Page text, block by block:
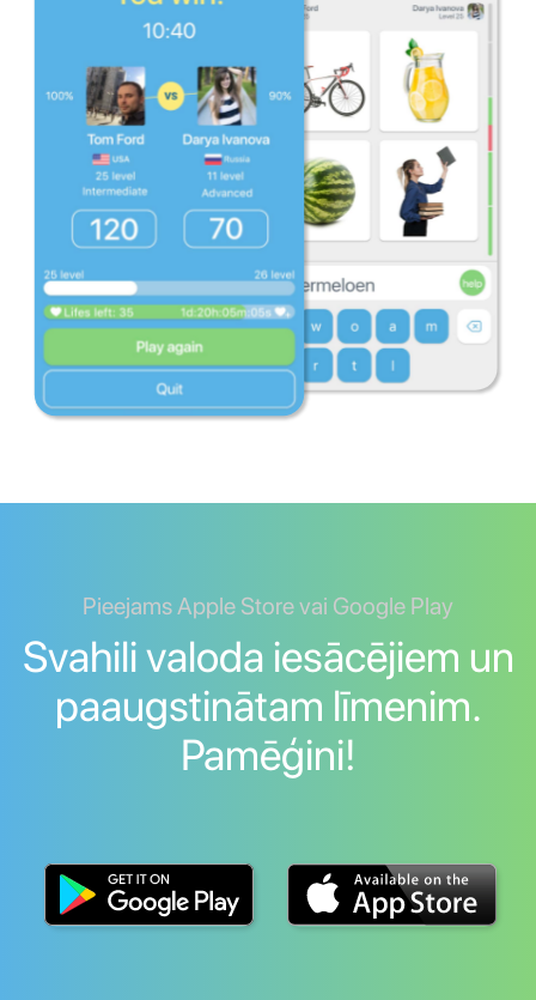
Pieejams Apple Store vai Google Play
Svahili valoda iesācējiem un
paaugstinātam līmenim.
Pamēģini!